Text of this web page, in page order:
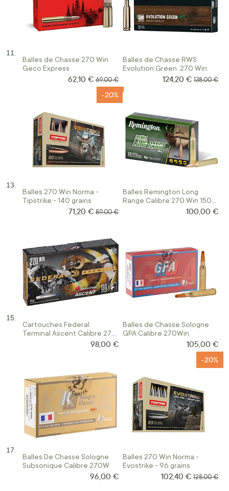
Balles de Chasse 270 Win
Geco Express
Prix Spécial
62,10 € Prix normal
69,00 €
Balles de Chasse RWS
Evolution Green .270 Win.
Prix Spécial
124,20 € Prix normal
138,00 €
Balles 270 Win Norma -
Tipstrike - 140 grains
-20%
Prix Spécial
71,20 € Prix normal
89,00 €
Balles Remington Long
Range Calibre 270 Win 150
Gr Ogive Speer Impact100,00 €
Cartouches Federal
Terminal Ascent Calibre 270
Win 136 Gr Terminal Ascent
98,00 €
Balles de Chasse Sologne
GPA Calibre 270Win
105,00 €
Balles De Chasse Sologne
Subsonique Calibre 270W
96,00 €
Balles 270 Win Norma -
Evostrike - 96 grains
-20%
Prix Spécial
102,40 € Prix normal
128,00 €